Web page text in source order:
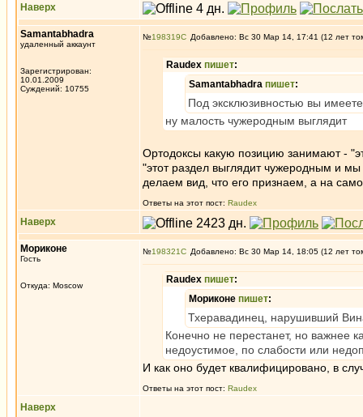
Наверх
Samantabhadra
удаленный аккаунт
Зарегистрирован:
10.01.2009
Суждений: 10755
№198319 Добавлено: Вс 30 Мар 14, 17:41 (12 лет
Raudex пишет:
Samantabhadra пишет:
Под эксклюзивностью вы
ну малость чужеродным выглядит
Ортодоксы какую позицию занимают -
"этот раздел выглядит чужеродным и
делаем вид, что его признаем, а на
Ответы на этот пост: Raudex
Наверх
Мориконе
Гость
Откуда: Moscow
№198321 Добавлено: Вс 30 Мар 14, 18:05 (12 лет
Raudex пишет:
Мориконе пишет:
Тхеравадинец, нарушивший
Конечно не перестанет, но важнее
недоустимое, по слабости или
И как оно будет квалифицировано, в
Ответы на этот пост: Raudex
Наверх